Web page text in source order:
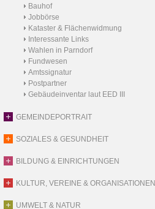
Bauhof
Jobbörse
Kataster & Flächenwidmung
Interessante Links
Wahlen in Parndorf
Fundwesen
Amtssignatur
Postpartner
Gebäudeinventar laut EED III
GEMEINDEPORTRAIT
SOZIALES & GESUNDHEIT
BILDUNG & EINRICHTUNGEN
KULTUR, VEREINE & ORGANISATIONEN
UMWELT & NATUR